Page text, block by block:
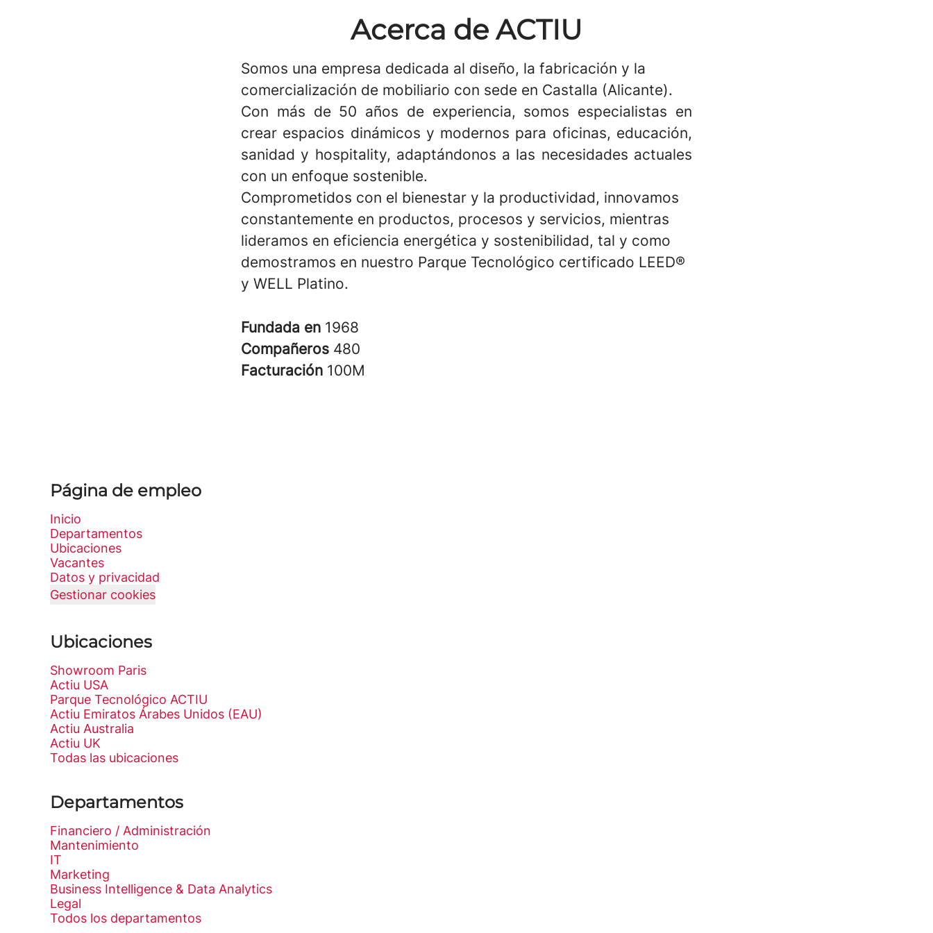
Acerca de ACTIU
Somos una empresa dedicada al diseño, la fabricación y la
comercialización de mobiliario con sede en Castalla (Alicante).
Con más de 50 años de experiencia, somos especialistas en
crear espacios dinámicos y modernos para oficinas, educación,
sanidad y hospitality, adaptándonos a las necesidades actuales
con un enfoque sostenible.
Comprometidos con el bienestar y la productividad, innovamos
constantemente en productos, procesos y servicios, mientras
lideramos en eficiencia energética y sostenibilidad, tal y como
demostramos en nuestro Parque Tecnológico certificado LEED®
y WELL Platino.
Fundada en 1968
Compañeros 480
Facturación 100M
Página de empleo
Inicio
Departamentos
Ubicaciones
Vacantes
Datos y privacidad
Gestionar cookies
Ubicaciones
Showroom Paris
Actiu USA
Parque Tecnológico ACTIU
Actiu Emiratos Árabes Unidos (EAU)
Actiu Australia
Actiu UK
Todas las ubicaciones
Departamentos
Financiero / Administración
Mantenimiento
IT
Marketing
Business Intelligence & Data Analytics
Legal
Todos los departamentos